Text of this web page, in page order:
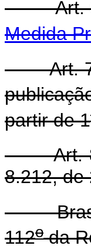
Art.
Medida
Art.
partir de 1
Art.
8.212, de
Brasília,
112oda